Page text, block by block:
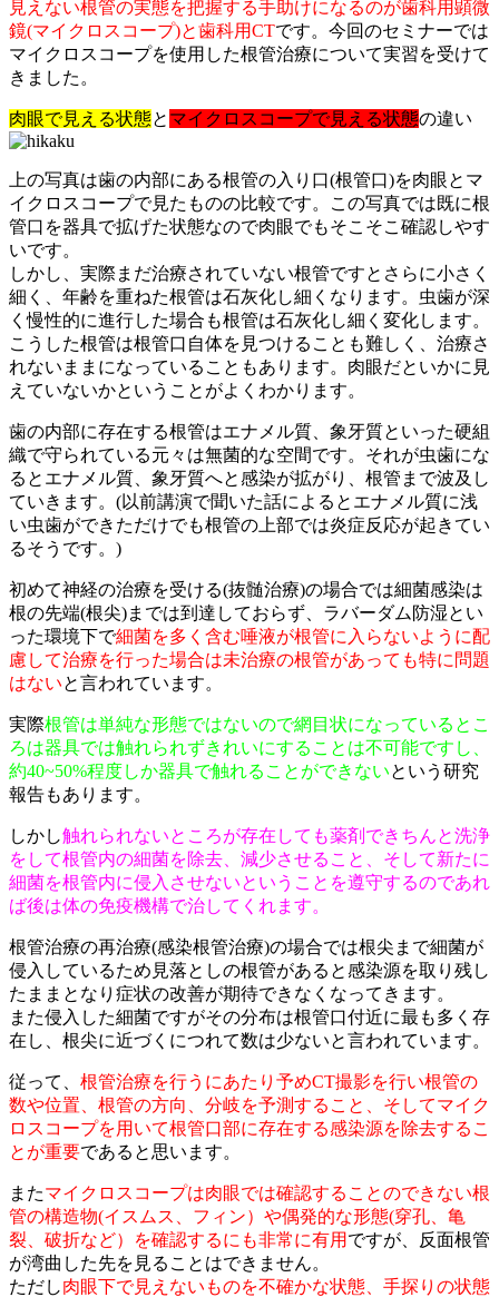
見えない根管の実態を把握する手助けになるのが歯科用顕微
鏡(マイクロスコープ)と歯科用CTです。今回のセミナーでは
マイクロスコープを使用した根管治療について実習を受けて
きました。
肉眼で見える状態と マイクロスコープで見える状態の違い
上の写真は歯の内部にある根管の入り口(根管口)を肉眼とマ
イクロスコープで見たものの比較です。この写真では既に根
管口を器具で拡げた状態なので肉眼でもそこそこ確認しやす
いです。
しかし、実際まだ治療されていない根管ですとさらに小さく
細く、年齢を重ねた根管は石灰化し細くなります。虫歯が深
く慢性的に進行した場合も根管は石灰化し細く変化します。
こうした根管は根管口自体を見つけることも難しく、治療さ
れないままになっていることもあります。肉眼だといかに見
えていないかということがよくわかります。
歯の内部に存在する根管はエナメル質、象牙質といった硬組
織で守られている元々は無菌的な空間です。それが虫歯にな
るとエナメル質、象牙質へと感染が拡がり、根管まで波及し
ていきます。(以前講演で聞いた話によるとエナメル質に浅
い虫歯ができただけでも根管の上部では炎症反応が起きてい
るそうです。)
初めて神経の治療を受ける(抜髄治療)の場合では細菌感染は
根の先端(根尖)までは到達しておらず、ラバーダム防湿とい
った環境下で細菌を多く含む唾液が根管に入らないように配
慮して治療を行った場合は未治療の根管があっても特に問題
はないと言われています。
実際根管は単純な形態ではないので網目状になっているとこ
ろは器具では触れられずきれいにすることは不可能ですし、
約40~50%程度しか器具で触れることができないという研究
報告もあります。
しかし触れられないところが存在しても薬剤できちんと洗浄
をして根管内の細菌を除去、減少させること、そして新たに
細菌を根管内に侵入させないということを遵守するのであれ
ば後は体の免疫機構で治してくれます。
根管治療の再治療(感染根管治療)の場合では根尖まで細菌が
侵入しているため見落としの根管があると感染源を取り残し
たままとなり症状の改善が期待できなくなってきます。
また侵入した細菌ですがその分布は根管口付近に最も多く存
在し、根尖に近づくにつれて数は少ないと言われています。
従って、 根管治療を行うにあたり予めCT撮影を行い根管の
数や位置、根管の方向、分岐を予測すること、そしてマイク
ロスコープを用いて根管口部に存在する感染源を除去するこ
とが重要であると思います。
またマイクロスコープは肉眼では確認することのできない根
管の構造物(イスムス、フィン）や偶発的な形態(穿孔、亀
裂、破折など）を確認するにも非常に有用 ですが、反面根管
が湾曲した先を見ることはできません。
ただし肉眼下で見えないものを不確かな状態、手探りの状態